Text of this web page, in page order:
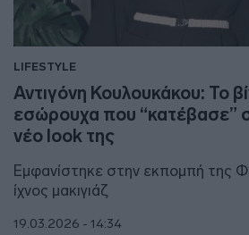
LIFESTYLE
Αντιγόνη Κουλουκάκου: Το
εσώρουχα που “κατέβασε”
νέο look της
Εμφανίστηκε στην εκπομπή της
ίχνος μακιγιάζ
19.03.2026 - 14:34